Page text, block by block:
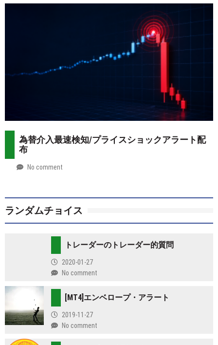
為替介入最速検知/プライスショックアラート配
布
by
No comment
ランダムチョイス
トレーダーのトレーダー的質問
2020-01-27
No comment
[MT4]エンベロープ・アラート
2019-11-27
No comment